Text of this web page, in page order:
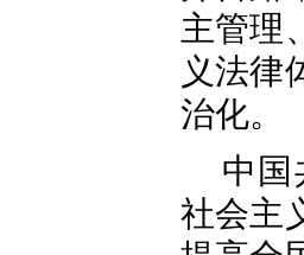
主管理
义法律
治化。
中国
社会主